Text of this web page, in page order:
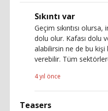
Sıkıntı var
Geçim sıkıntısı
dolu olur. Kafası dolu
alabilirsin ne de bu
verebilir. Tüm
4 yıl önce
Teasers